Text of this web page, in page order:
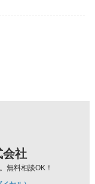
会社
無料相談OK！